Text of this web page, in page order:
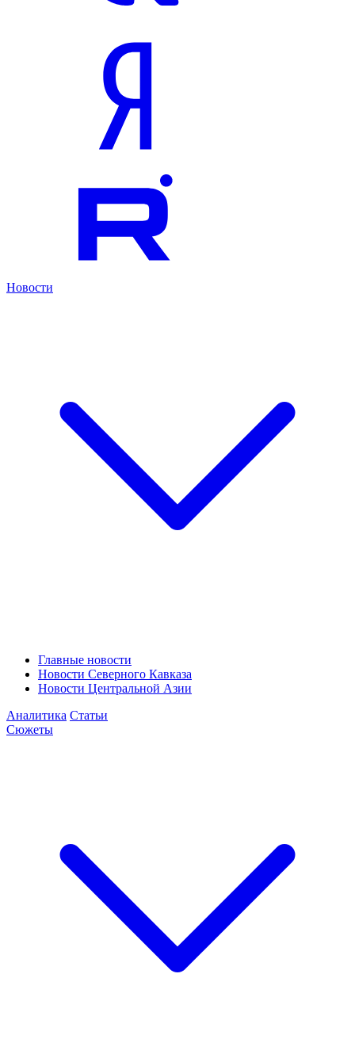
Новости
Главные новости
Новости Северного Кавказа
Новости Центральной Азии
Аналитика Статьи
Сюжеты